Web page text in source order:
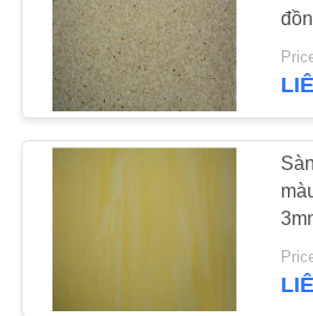
CHẤT
LƯỢNG
LIÊN
CHÚNG
sàn PVC